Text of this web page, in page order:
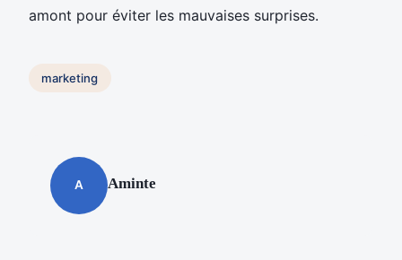
amont pour éviter les mauvaises surprises.
marketing
A Aminte